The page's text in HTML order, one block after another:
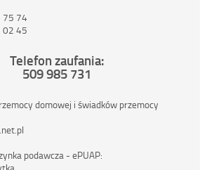
75 74
45
Telefon zaufania:
509 985 731
domowej i świadków przemocy
podawcza - ePUAP: